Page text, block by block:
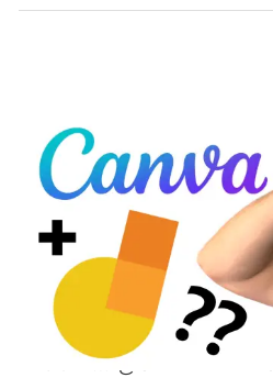
Actividades
con… ¿CANVA +
Actividades
ALUCINANTES
con…
¿CANVA
JAMBOARD?